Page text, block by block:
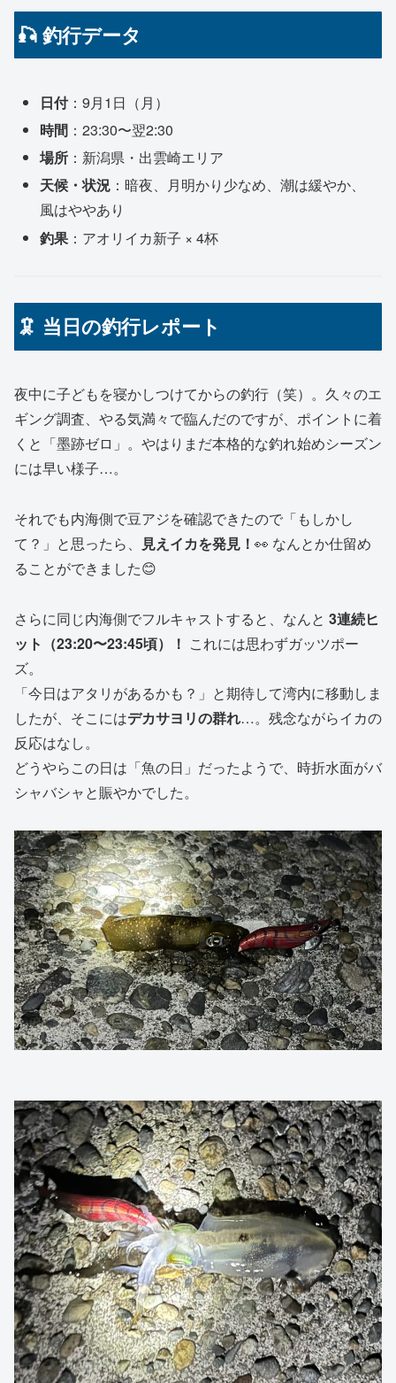
🎣 釣行データ
日付：9月1日（月）
時間 ：23:30〜翌2:30
場所 ：新潟県・出雲崎エリア
天候・状況 ：暗夜、月明かり少なめ、潮は緩やか、
風はややあり
釣果 ：アオリイカ新子 × 4杯
🦑 当日の釣行レポート
夜中に子どもを寝かしつけてからの釣行（笑）。久々のエ
ギング調査、やる気満々で臨んだのですが、ポイントに着
くと「墨跡ゼロ」。やはりまだ本格的な釣れ始めシーズン
には早い様子…。
それでも内海側で豆アジを確認できたので「もしかし
て？」と思ったら、
見えイカを発見！ 👀 なんとか仕留め
ることができました😊
さらに同じ内海側でフルキャストすると、なんと 3連続ヒ
ット（23:20〜23:45頃）！ これには思わずガッツポー
ズ。
「今日はアタリがあるかも？」と期待して湾内に移動しま
したが、そこにはデカサヨリの群れ…。残念ながらイカの
反応はなし。
どうやらこの日は「魚の日」だったようで、時折水面がバ
シャバシャと賑やかでした。